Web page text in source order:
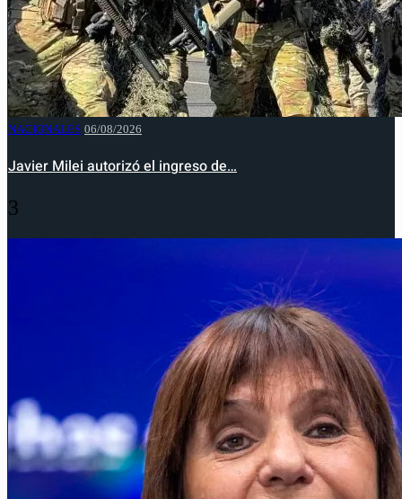
NACIONALES 06/08/2026
Javier Milei autorizó el ingreso de…
3